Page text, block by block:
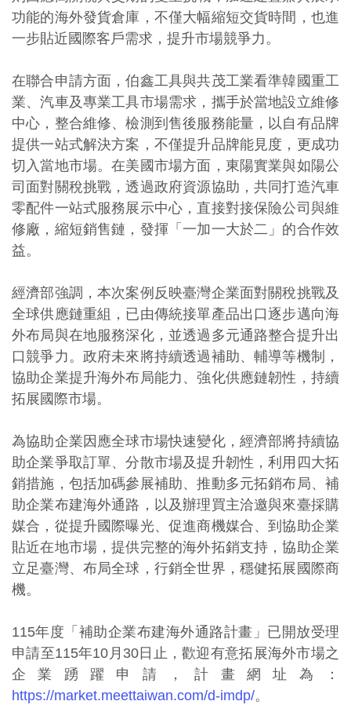
功能的海外發貨倉庫，不僅大幅縮短交貨時間，也進
一步貼近國際客戶需求，提升市場競爭力。
在聯合申請方面，伯鑫工具與共茂工業看準韓國重工
業、汽車及專業工具市場需求，攜手於當地設立維修
中心，整合維修、檢測到售後服務能量，以自有品牌
提供一站式解決方案，不僅提升品牌能見度，更成功
切入當地市場。在美國市場方面，東陽實業與如陽公
司面對關稅挑戰，透過政府資源協助，共同打造汽車
零配件一站式服務展示中心，直接對接保險公司與維
修廠，縮短銷售鏈，發揮「一加一大於二」的合作效
益。
經濟部強調，本次案例反映臺灣企業面對關稅挑戰及
全球供應鏈重組，已由傳統接單產品出口逐步邁向海
外布局與在地服務深化，並透過多元通路整合提升出
口競爭力。政府未來將持續透過補助、輔導等機制，
協助企業提升海外布局能力、強化供應鏈韌性，持續
拓展國際市場。
為協助企業因應全球市場快速變化，經濟部將持續協
助企業爭取訂單、分散市場及提升韌性，利用四大拓
銷措施，包括加碼參展補助、推動多元拓銷布局、補
助企業布建海外通路，以及辦理買主洽邀與來臺採購
媒合，從提升國際曝光、促進商機媒合、到協助企業
貼近在地市場，提供完整的海外拓銷支持，協助企業
立足臺灣、布局全球，行銷全世界，穩健拓展國際商
機。
115年度「補助企業布建海外通路計畫」已開放受理
申請至115年10月30日止，歡迎有意拓展海外市場之
企業踴躍申請，計畫網址為：
https://market.meettaiwan.com/d-imdp/。